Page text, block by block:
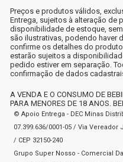
Preços e produtos válidos,
Entrega, sujeitos à alteração de
disponibilidade de estoque,
são ilustrativas, podendo haver
confirme os detalhes do
estarão sujeitos a
pedido estiver em separação.
confirmação de dados
A VENDA E O CONSUMO DE
PARA MENORES DE 18 ANOS.
© Apoio Entrega - DEC Minas
07.399.636/0001-05 / Via
/ CEP 32150-240
Grupo Super Nosso - Comercial